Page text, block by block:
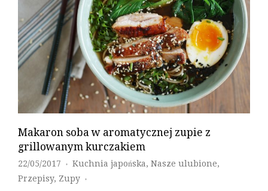
Makaron soba w aromatycznej zupie z
grillowanym kurczakiem
22/05/2017 ♦ Kuchnia japońska, Nasze ulubione,
Przepisy, Zupy ♦